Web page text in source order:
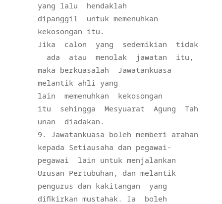
yang lalu
hendaklah
dipanggil
untuk memenuhkan
kekosongan itu.
Jika
calon yang sedemikian
tidak
ada
atau menolak jawatan
itu,
maka berkuasalah
Jawatankuasa
melantik ahli yang
lain
memenuhkan
kekosongan
itu
sehingga Mesyuarat Agung
Tah
unan
diadakan.
Jawatankuasa boleh memberi arahan
kepada Setiausaha dan pegawai-
pegawai
lain untuk menjalankan
Urusan Pertubuhan, dan melantik
pengurus dan kakitangan
yang
difikirkan mustahak. Ia
boleh